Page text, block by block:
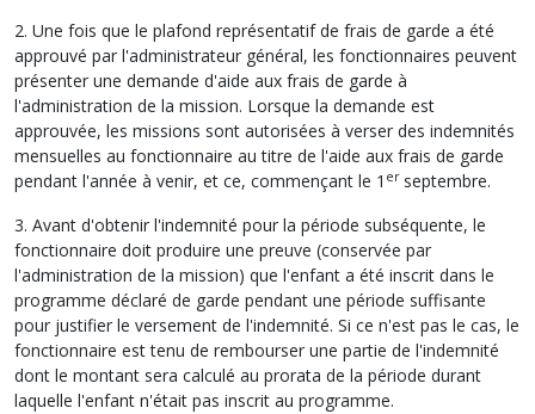
2. Une fois que le plafond représentatif de frais de garde a été
approuvé par l'administrateur général, les fonctionnaires peuvent
présenter une demande d'aide aux frais de garde à
l'administration de la mission. Lorsque la demande est
approuvée, les missions sont autorisées à verser des indemnités
mensuelles au fonctionnaire au titre de l'aide aux frais de garde
pendant l'année à venir, et ce, commençant le 1 erseptembre.
3. Avant d'obtenir l'indemnité pour la période subséquente, le
fonctionnaire doit produire une preuve (conservée par
l'administration de la mission) que l'enfant a été inscrit dans le
programme déclaré de garde pendant une période suffisante
pour justifier le versement de l'indemnité. Si ce n'est pas le cas, le
fonctionnaire est tenu de rembourser une partie de l'indemnité
dont le montant sera calculé au prorata de la période durant
laquelle l'enfant n'était pas inscrit au programme.